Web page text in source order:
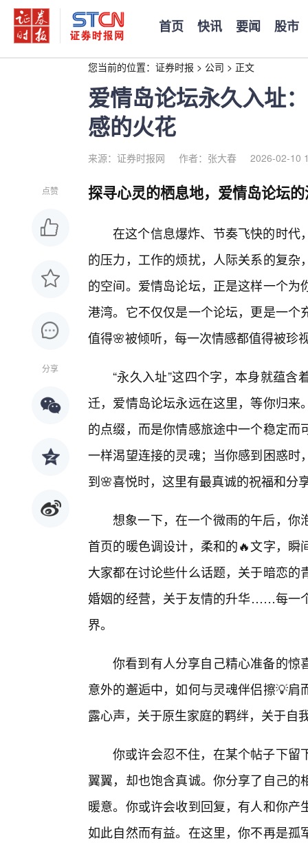
首页 快讯 要闻 股市
您当前的位置： 证券时报 > 公司 > 正文
爱情岛论坛永久入址
感的火花
来源：证券时报网 作者：张大春 2026-02-10
点赞
分享
探寻心灵的栖息地，爱情岛论坛
在这个信息爆炸、节奏飞快的时代
的压力，工作的烦扰，人际关系的复
的空间。爱情岛论坛，正是这样一个
港湾。它不仅仅是一个论坛，更是一
值得🌸被倾听，每一次情感都值得被珍
“永久入址”这四个字，本身就蕴
迁，爱情岛论坛永远在这里，等你归
的点缀，而是你情感旅途中一个稳定
一样渴望连接的灵魂；当你感到困惑
到🌸喜悦时，这里有最真诚的祝福和分
想象一下，在一个微雨的午后，你
首页的暖色调设计，柔和的🔥文字，
大家都在讨论些什么话题，关于暗恋
婚姻的经营，关于友情的升华……每一
界。
你看到有人分享自己精心准备的惊
意外的邂逅中，如何与灵魂伴侣擦💡
露心声，关于原生家庭的羁绊，关于自
你或许会忍不住，在某个帖子下留
翼翼，却也饱含真诚。你分享了自己
暖意。你或许会收到回复，有人和你
如此自然而有益。在这里，你不再是